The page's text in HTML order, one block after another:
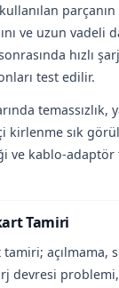
parçanın
ve uzun vadeli
hızlı
test edilir.
temassızlık,
kirlenme sık
ve kablo-adaptör
Tamiri
açılmama,
devresi